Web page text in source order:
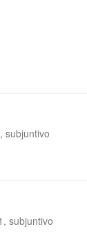
subjuntivo
subjuntivo